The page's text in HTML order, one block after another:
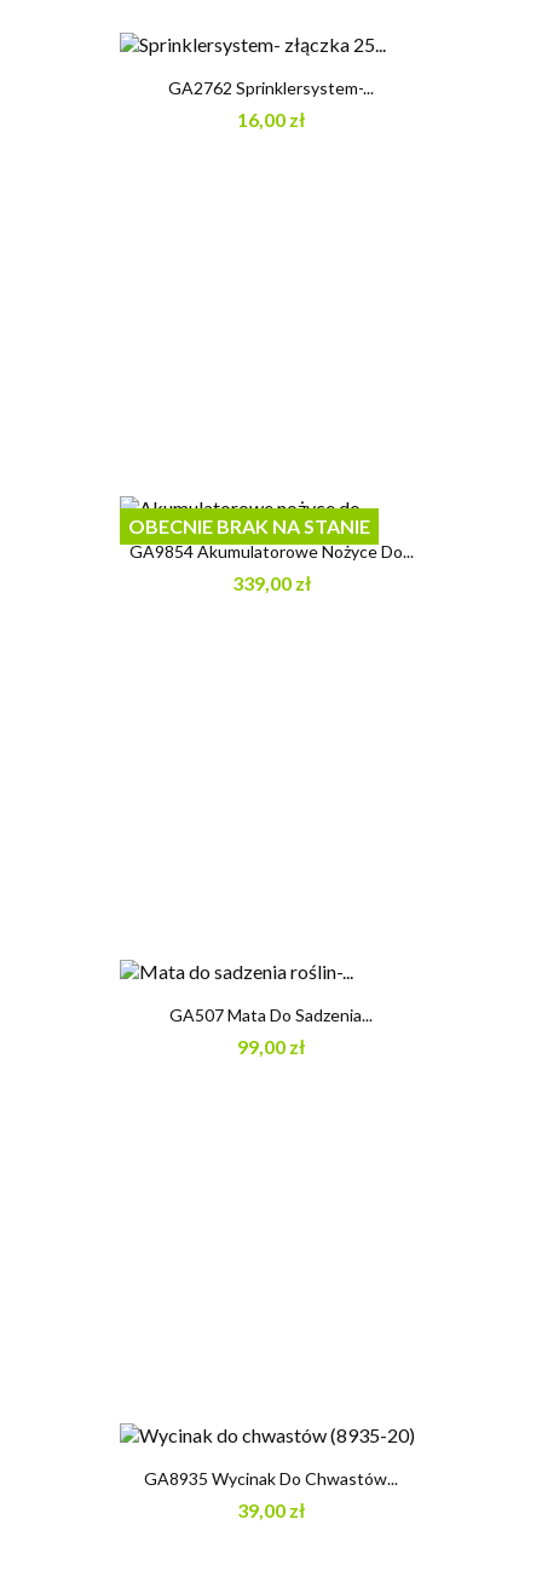
GA2762 Sprinklersystem-...
16,00 zł
GA9854 Akumulatorowe Nożyce Do...
339,00 zł
OBECNIE BRAK NA STANIE
GA507 Mata Do Sadzenia...
99,00 zł
GA8935 Wycinak Do Chwastów...
39,00 zł